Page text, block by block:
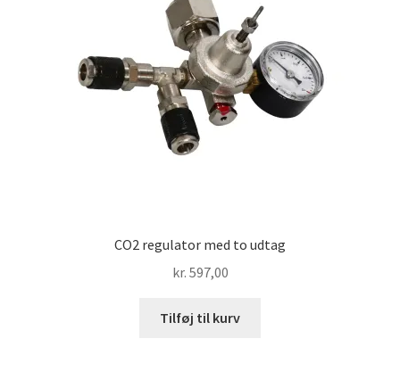
CO2 regulator med to udtag
kr. 597,00
Tilføj til kurv